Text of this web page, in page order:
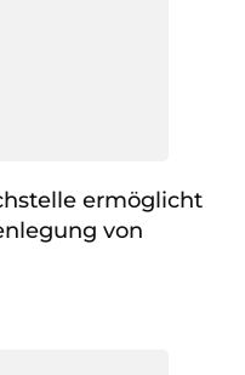
ermöglicht
von